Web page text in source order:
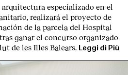
arquitectura especializado en el
realizará el proyecto de
de la parcela del Hospital
ganar el concurso organizado
de les Illes Balears. Leggi di Più